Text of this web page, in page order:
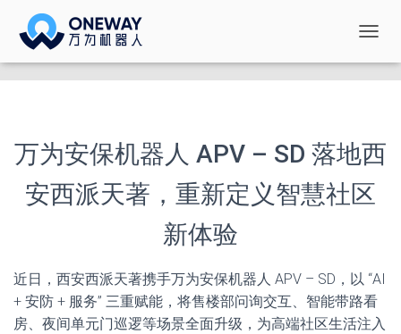
换
导
万为安保机器人 APV – SD 落地西
安西派天著，重新定义智慧社区
新体验
近日，西安西派天著携手万为安保机器人 APV – SD，以 “AI
+ 安防 + 服务” 三重赋能，将售楼部问询交互、智能带路看
房、夜间单元门巡逻等场景全面升级，为高端社区生活注入